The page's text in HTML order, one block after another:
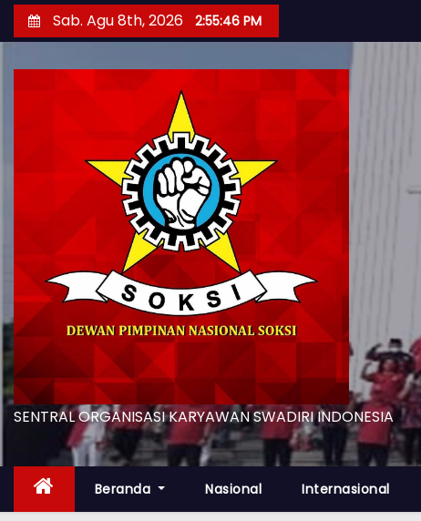
k
t
Sab. Agu 8th, 2026 2:55:48 PM
SENTRAL ORGANISASI KARYAWAN SWADIRI INDONESIA
Beranda Nasional Internasional